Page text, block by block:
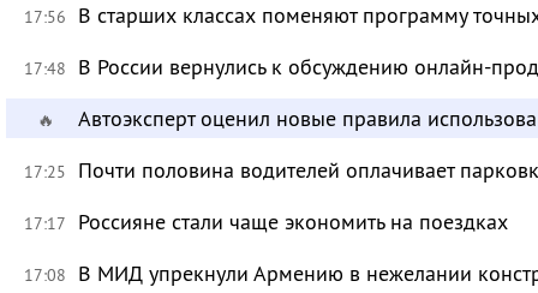
17:56 В старших классах поменяют программу
17:48 В России вернулись к обсуждению онлайн-
🔥 Автоэксперт оценил новые правила
17:25 Почти половина водителей оплачивает
17:17 Россияне стали чаще экономить на поездках
17:08 В МИД упрекнули Армению в нежелании